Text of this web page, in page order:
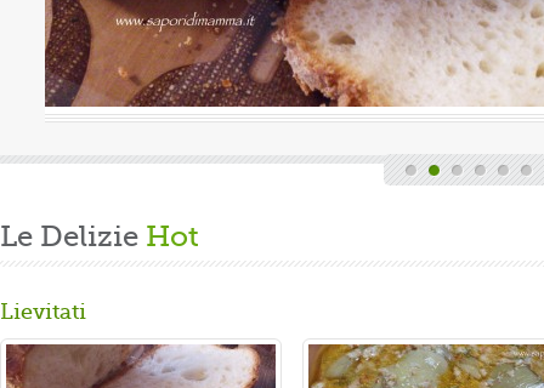
un panbrioche salutare per la ...
Le Delizie Hot
Lievitati